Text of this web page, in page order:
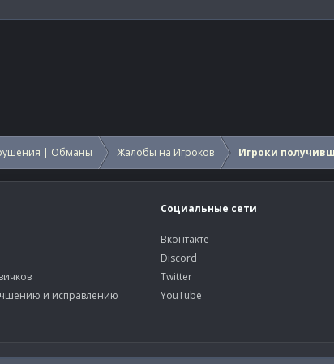
| Обманы Жалобы на Игроков Игроки
и исправлению
Социальные сети
Вконтакте
Discord
Twitter
YouTube